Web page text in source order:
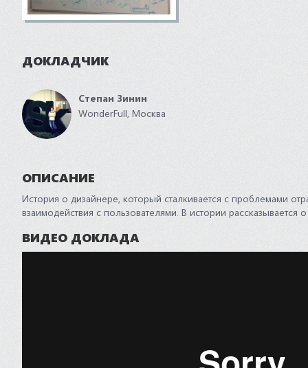
ДОКЛАДЧИК
Степан Зинин
WonderFull, Москва
ОПИСАНИЕ
История о дизайнере, который сталкивается с проблемами
взаимодействия с пользователями. В истории
ВИДЕО ДОКЛАДА